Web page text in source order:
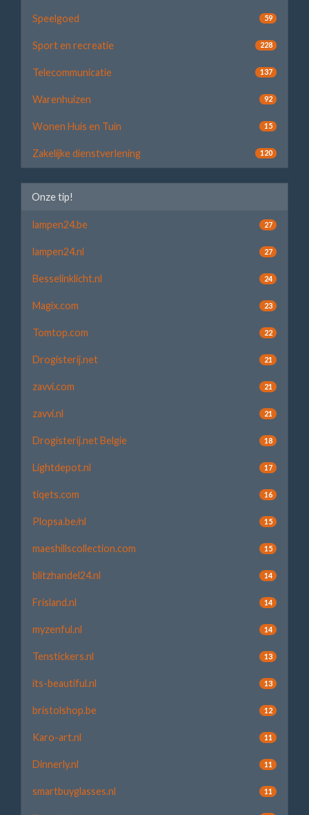
Speelgoed 59
Sport en recreatie 228
Telecommunicatie 137
Warenhuizen 92
Wonen Huis en Tuin 15
Zakelijke dienstverlening 120
Onze tip!
lampen24.be 27
lampen24.nl 27
Besselinklicht.nl 24
Magix.com 23
Tomtop.com 22
Drogisterij.net 21
zavvi.com 21
zavvi.nl 21
Drogisterij.net Belgie 18
Lightdepot.nl 17
tiqets.com 16
Plopsa.be/nl 15
maeshillscollection.com 15
blitzhandel24.nl 14
Frisland.nl 14
myzenful.nl 14
Tenstickers.nl 13
its-beautiful.nl 13
bristolshop.be 12
Karo-art.nl 11
Dinnerly.nl 11
smartbuyglasses.nl 11